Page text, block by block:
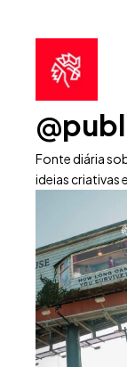
Fonte diária
ideias criativas